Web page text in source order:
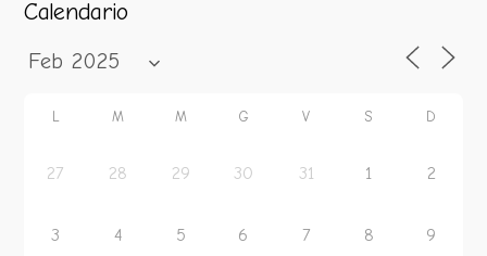
Calendario
L M M G V S D
27 28 29 30 31 1 2
3 4 5 6 7 8 9